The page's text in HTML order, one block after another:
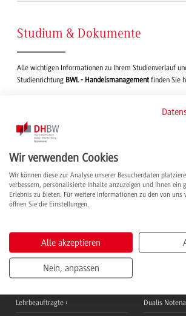
Studium & Dokumente
Alle wichtigen Informationen zu Ihrem Studienverlauf
Studienrichtung BWL - Handelsmanagementfinden Sie
Downloads
Dokumente der Studienrichtung
Studieninteressierte
Studierende
Lehrbeauftragte Dualis
Wir verwenden Cookies
Wir können diese zur Analyse unserer Besucherdaten
verbessern, personalisierte Inhalte anzuzeigen und Ihnen ein
Erlebnis zu bieten. Für weitere Informationen zu den von uns
öffnen Sie die Einstellungen.
Alle akzeptieren
Nein, anpassen